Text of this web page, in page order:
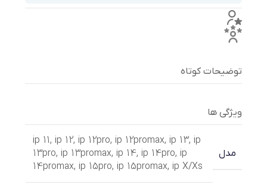
توضیحات کوتاه
ویژگی ها
مدل
ip 11, ip 12, ip 12pro, ip 12promax, ip 13, ip
13pro, ip 13promax, ip 14, ip 14pro, ip
14promax, ip 15pro, ip 15promax, ip X/Xs